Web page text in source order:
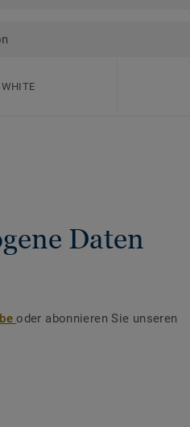
WHITE
Daten
oder abonnieren Sie unseren